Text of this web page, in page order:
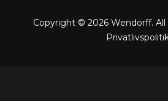
Copyright © 2026 Wendorff.